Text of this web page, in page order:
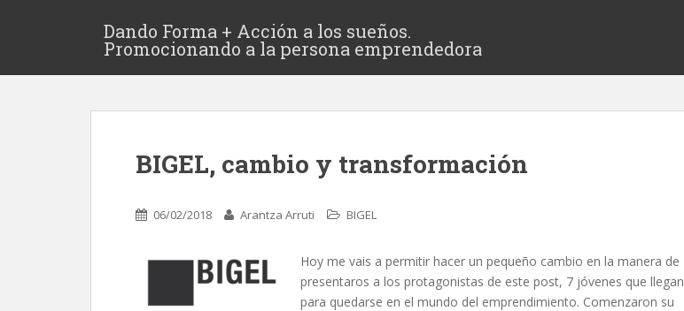
Dando Forma + Acción a los sueños.
Promocionando a la persona emprendedora
BIGEL, cambio y transformación
06/02/2018 Arantza Arruti BIGEL
Hoy me vais a permitir hacer un pequeño cambio en la manera de
presentaros a los protagonistas de este post, 7 jóvenes que llegan
para quedarse en el mundo del emprendimiento. Comenzaron su